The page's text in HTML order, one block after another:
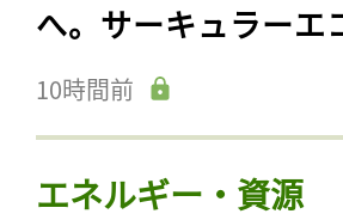
へ。サーキュラーエ
10時間前
エネルギー・資源